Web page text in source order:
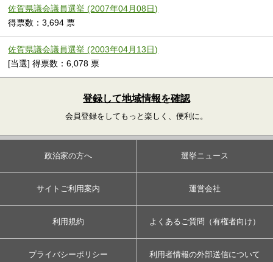
佐賀県議会議員選挙 (2007年04月08日)
得票数：3,694 票
佐賀県議会議員選挙 (2003年04月13日)
[当選] 得票数：6,078 票
登録して地域情報を確認
会員登録をしてもっと楽しく、便利に。
政治家の方へ 選挙ニュース
サイトご利用案内 運営会社
利用規約 よくあるご質問（有権者向け）
プライバシーポリシー 利用者情報の外部送信について